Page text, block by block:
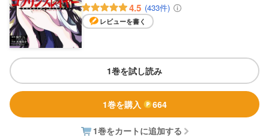
4.5 (433件)
レビューを書く
1巻を試し読み
1巻を購入 664
1巻をカートに追加する